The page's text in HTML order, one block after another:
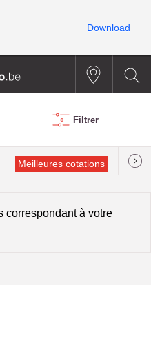
Filtrer
Meilleures cotations
correspondant à votre
Download